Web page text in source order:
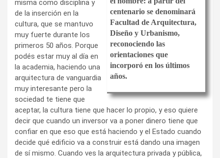
centenario se denominará
Facultad de Arquitectura,
Diseño y Urbanismo,
reconociendo las
orientaciones que
incorporó en los últimos
años.
misma como disciplina y
de la inserción en la
cultura, que se mantuvo
muy fuerte durante los
primeros 50 años. Porque
podés estar muy al día en
la academia, haciendo una
arquitectura de vanguardia
muy interesante pero la
sociedad te tiene que
aceptar, la cultura tiene que hacer lo propio, y eso quiere
decir que cuando un inversor va a poner dinero tiene que
confiar en que eso que está haciendo y el Estado cuando
decide qué edificio va a construir está dando una imagen
de sí mismo. Cuando ves la arquitectura privada y pública,